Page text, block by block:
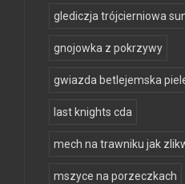
glediczja trójcierniowa
gnojowka z pokrzywy
gwiazda betlejemska
last knights cda
mech na trawniku jak
mszyce na porzeczkach